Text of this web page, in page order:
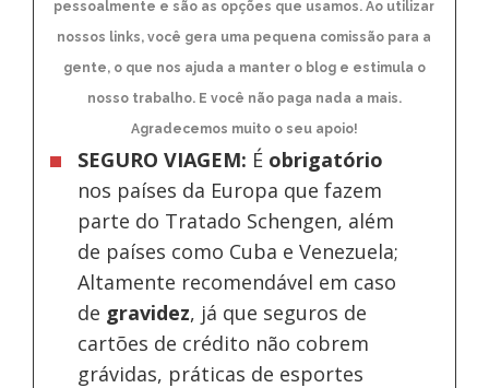
pessoalmente e são as opções que usamos. Ao utilizar
nossos links, você gera uma pequena comissão para a
gente, o que nos ajuda a manter o blog e estimula o
nosso trabalho. E você não paga nada a mais.
Agradecemos muito o seu apoio!
SEGURO VIAGEM: É obrigatório
nos países da Europa que fazem
parte do Tratado Schengen, além
de países como Cuba e Venezuela;
Altamente recomendável em caso
de gravidez, já que seguros de
cartões de crédito não cobrem
grávidas, práticas de esportes